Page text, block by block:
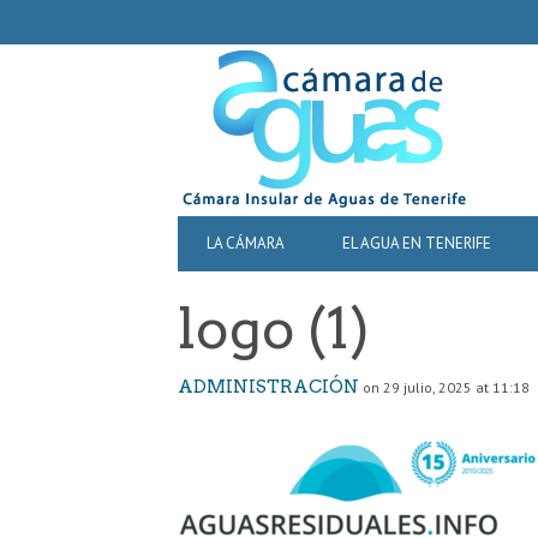
NAVIGATION
PRIMARY
NAVIGATION
LA CÁMARA EL AGUA EN TENERIFE
logo (1)
ADMINISTRACIÓN on 29 julio, 2025 at 11:18